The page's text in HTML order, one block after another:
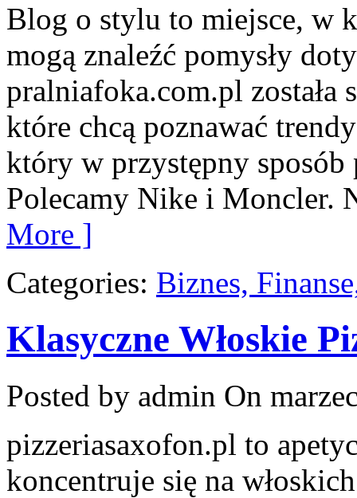
Blog o stylu to miejsce, w
mogą znaleźć pomysły
pralniafoka.com.pl została
które chcą poznawać
który w przystępny sposób
Polecamy Nike i Moncler.
More ]
Categories: Biznes,
Klasyczne Włoskie
Posted by admin On
pizzeriasaxofon.pl to
koncentruje się na